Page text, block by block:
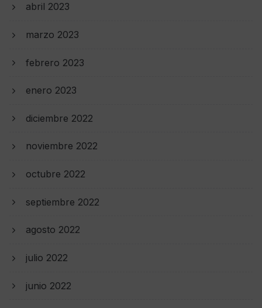
abril 2023
marzo 2023
febrero 2023
enero 2023
diciembre 2022
noviembre 2022
octubre 2022
septiembre 2022
agosto 2022
julio 2022
junio 2022